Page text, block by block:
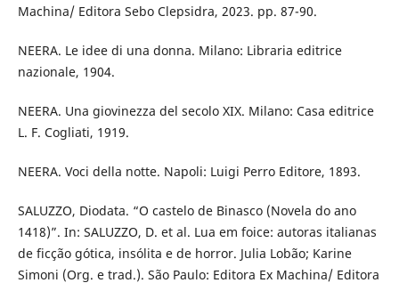
Machina/ Editora Sebo Clepsidra, 2023. pp. 87-90.
NEERA. Le idee di una donna. Milano: Libraria editrice
nazionale, 1904.
NEERA. Una giovinezza del secolo XIX. Milano: Casa editrice
L. F. Cogliati, 1919.
NEERA. Voci della notte. Napoli: Luigi Perro Editore, 1893.
SALUZZO, Diodata. “O castelo de Binasco (Novela do ano
1418)”. In: SALUZZO, D. et al. Lua em foice: autoras italianas
de ficção gótica, insólita e de horror. Julia Lobão; Karine
Simoni (Org. e trad.). São Paulo: Editora Ex Machina/ Editora